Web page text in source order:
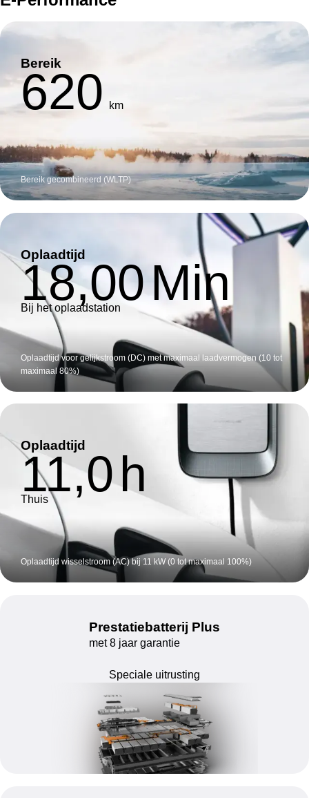
Bereik
620 km
Bereik gecombineerd (WLTP)
Oplaadtijd
18,00Min
Bij het oplaadstation
Oplaadtijd voor gelijkstroom (DC) met maximaal laadvermogen (10 tot
maximaal 80%)
Oplaadtijd
11,0h
Thuis
Oplaadtijd wisselstroom (AC) bij 11 kW (0 tot maximaal 100%)
Prestatiebatterij Plus
met 8 jaar garantie
Speciale uitrusting